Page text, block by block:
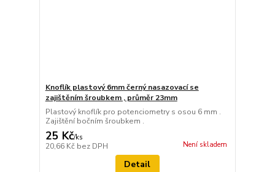
Knoflík plastový 6mm černý nasazovací se
zajištěním šroubkem , průměr 23mm
Plastový knoflík pro potenciometry s osou 6 mm .
Zajištění bočním šroubkem .
25 Kč/ks
20,66 Kč bez DPH Není skladem
Detail